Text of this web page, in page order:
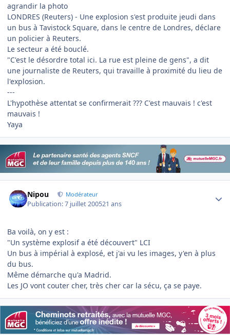
agrandir la photo
LONDRES (Reuters) - Une explosion s'est produite jeudi dans
un bus à Tavistock Square, dans le centre de Londres, déclare
un policier à Reuters.
Le secteur a été bouclé.
"C'est le désordre total ici. La rue est pleine de gens", a dit
une journaliste de Reuters, qui travaille à proximité du lieu de
l'explosion.
---
L'hypothèse attentat se confirmerait ??? C'est mauvais ! c'est
mauvais !
Yaya
Nipou Modérateur
Publication:7 juillet 200521 ans
Ba voilà, on y est :
"Un système explosif a été découvert" LCI
Un bus à impérial à explosé, et j'ai vu les images, y'en à plus
du bus.
Même démarche qu'a Madrid.
Les JO vont couter cher, très cher car la sécu, ça se paye.